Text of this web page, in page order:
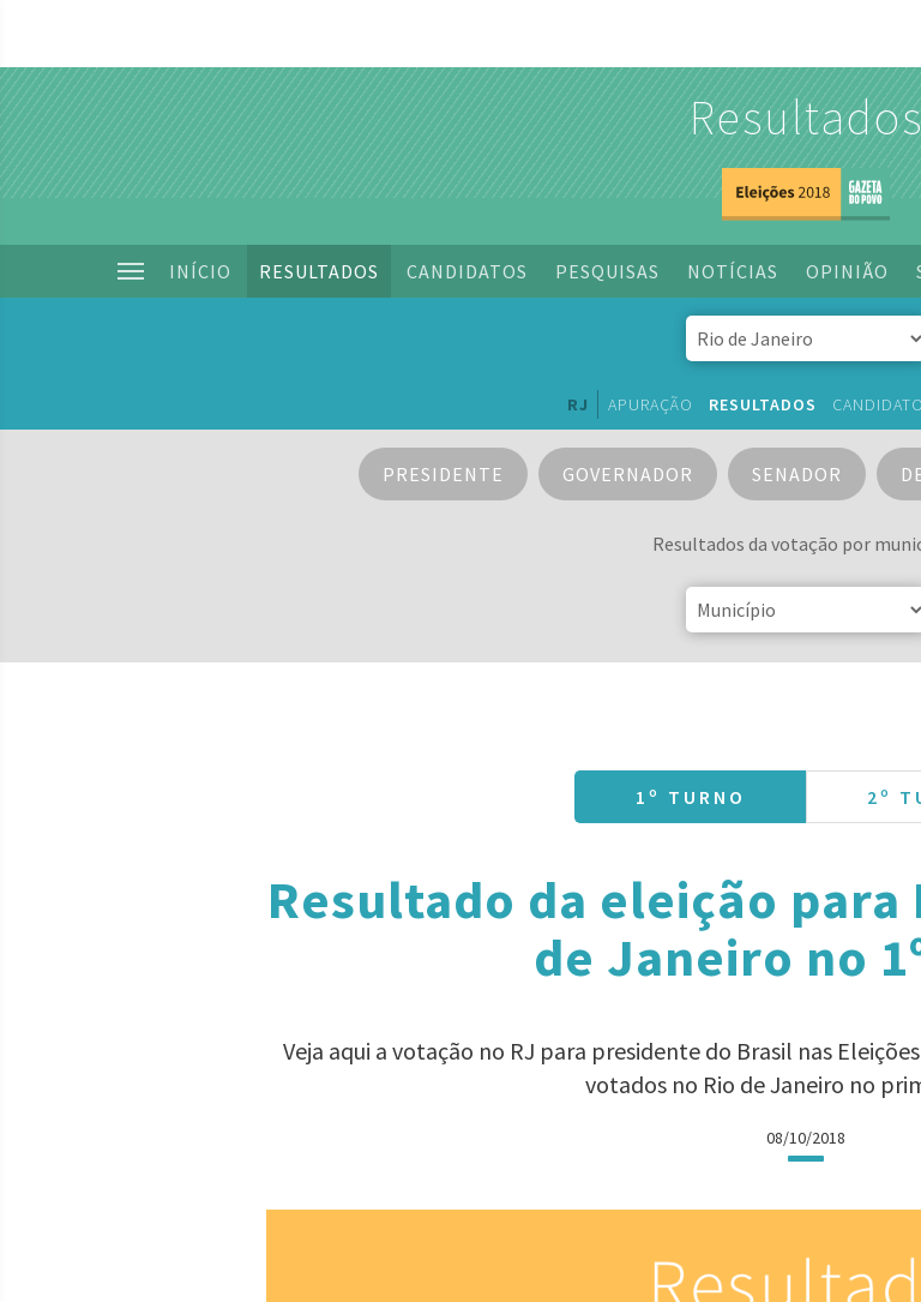
INÍCIO RESULTADOS CANDIDATOS PESQUISAS NOTÍCIAS OPINIÃO
RJ APURAÇÃO RESULTADOS
PRESIDENTE GOVERNADOR SENADOR
Resultados da votação por
1º TURNO 2º
Resultado da eleição
de Janeiro no
Veja aqui a votação no RJ para presidente do Brasil nas
votados no Rio de Janeiro no
08/10/2018